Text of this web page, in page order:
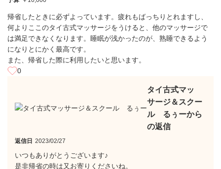
帰省したときに必ずよっています。疲れもばっちりとれますし、
何よりここのタイ古式マッサージをうけると、他のマッサージで
は満足できなくなります。睡眠が浅かったのが、熟睡できるよう
になりとにかく最高です。
また、帰省した際に利用したいと思います。
0
タイ古式マッ
サージ＆スクー
ル るぅーから
の返信
返信日 2023/02/27
いつもありがとうございます♪
是非帰省の時は又お寄りくださいね。